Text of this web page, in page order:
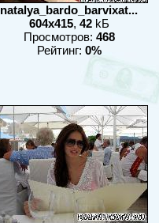
natalya_bardo_barvixat...
604x415, 42kБ
Просмотров: 468
Рейтинг: 0%